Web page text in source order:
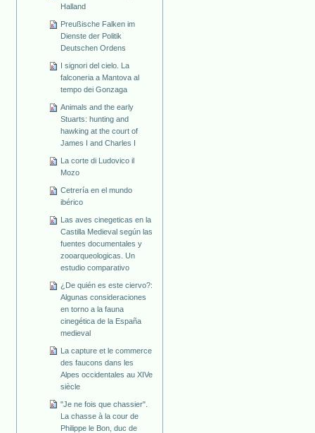
Halland
Preußische Falken im
Dienste der Politik
Deutschen Ordens
I signori del cielo. La
falconeria a Mantova al
tempo dei Gonzaga
Animals and the early
Stuarts: hunting and
hawking at the court of
James I and Charles I
La corte di Ludovico il
Mozo
Cetrería en el mundo
ibérico
Las aves cinegeticas en la
Castilla Medieval según las
fuentes documentales y
zooarqueologicas. Un
estudio comparativo
¿De quién es este ciervo?:
Algunas consideraciones
en torno a la fauna
cinegética de la España
medieval
La capture et le commerce
des faucons dans les
Alpes occidentales au XIVe
siècle
"Je ne fois que chassier".
La chasse à la cour de
Philippe le Bon, duc de